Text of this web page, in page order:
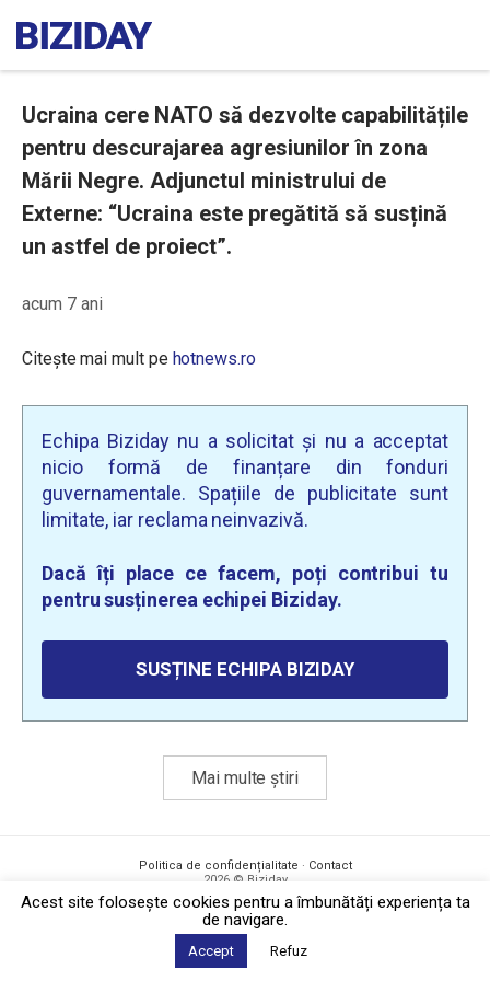
Ucraina cere NATO să dezvolte capabilitățile
pentru descurajarea agresiunilor în zona
Mării Negre. Adjunctul ministrului de
Externe: “Ucraina este pregătită să susțină
un astfel de proiect”.
acum 7 ani
Citește mai mult pe hotnews.ro
Echipa Biziday nu a solicitat și nu a acceptat
nicio formă de finanțare din fonduri
guvernamentale. Spațiile de publicitate sunt
limitate, iar reclama neinvazivă.
Dacă îți place ce facem, poți contribui tu
pentru susținerea echipei Biziday.
SUSȚINE ECHIPA BIZIDAY
Mai multe știri
Politica de confidențialitate · Contact
2026 © Biziday
Acest site foloseşte cookies pentru a îmbunătăți experiența ta
de navigare.
Accept Refuz